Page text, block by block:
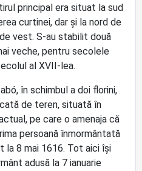
principal era situat la sud
curtinei, dar și la nord de
vest. S-au stabilit două
veche, pentru secolele
al XVII-lea.
în schimbul a doi florini,
de teren, situată în
pe care o amenaja că
persoană înmormântată
la 8 mai 1616. Tot aici își
adusă la 7 ianuarie